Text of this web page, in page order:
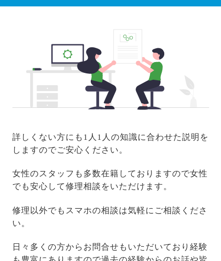
詳しくない方にも1人1人の知識に合わせた説明を
しますのでご安心ください。
女性のスタッフも多数在籍しておりますので女性
でも安心して修理相談をいただけます。
修理以外でもスマホの相談は気軽にご相談くださ
い。
日々多くの方からお問合せもいただいており経験